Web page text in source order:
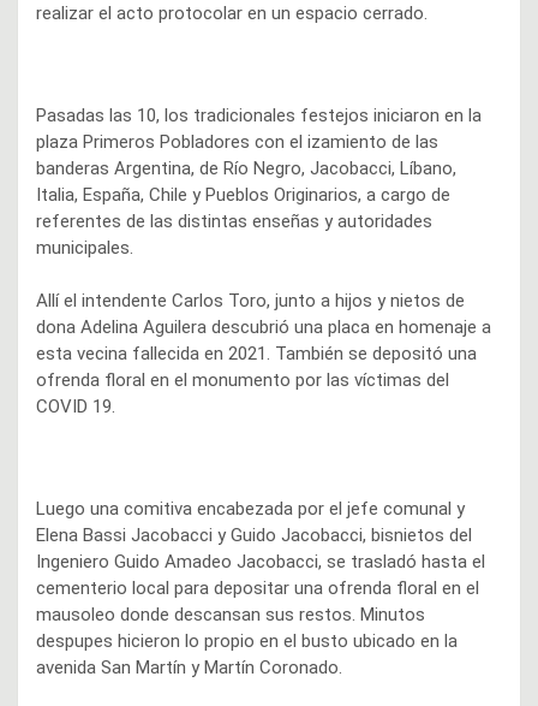
realizar el acto protocolar en un espacio cerrado.
Pasadas las 10, los tradicionales festejos iniciaron en la
plaza Primeros Pobladores con el izamiento de las
banderas Argentina, de Río Negro, Jacobacci, Líbano,
Italia, España, Chile y Pueblos Originarios, a cargo de
referentes de las distintas enseñas y autoridades
municipales.
Allí el intendente Carlos Toro, junto a hijos y nietos de
dona Adelina Aguilera descubrió una placa en homenaje a
esta vecina fallecida en 2021. También se depositó una
ofrenda floral en el monumento por las víctimas del
COVID 19.
Luego una comitiva encabezada por el jefe comunal y
Elena Bassi Jacobacci y Guido Jacobacci, bisnietos del
Ingeniero Guido Amadeo Jacobacci, se trasladó hasta el
cementerio local para depositar una ofrenda floral en el
mausoleo donde descansan sus restos. Minutos
despupes hicieron lo propio en el busto ubicado en la
avenida San Martín y Martín Coronado.